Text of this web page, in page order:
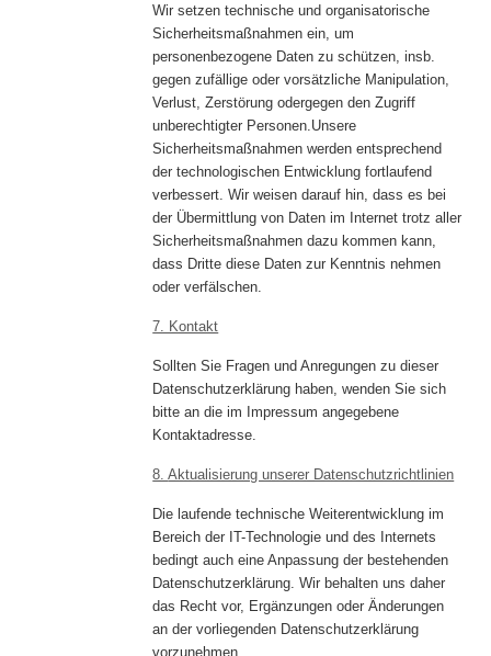
Wir setzen technische und organisatorische
Sicherheitsmaßnahmen ein, um
personenbezogene Daten zu schützen, insb.
gegen zufällige oder vorsätzliche Manipulation,
Verlust, Zerstörung odergegen den Zugriff
unberechtigter Personen.Unsere
Sicherheitsmaßnahmen werden entsprechend
der technologischen Entwicklung fortlaufend
verbessert. Wir weisen darauf hin, dass es bei
der Übermittlung von Daten im Internet trotz aller
Sicherheitsmaßnahmen dazu kommen kann,
dass Dritte diese Daten zur Kenntnis nehmen
oder verfälschen.
7. Kontakt
Sollten Sie Fragen und Anregungen zu dieser
Datenschutzerklärung haben, wenden Sie sich
bitte an die im Impressum angegebene
Kontaktadresse.
8.Aktualisierung unserer Datenschutzrichtlinien
Die laufende technische Weiterentwicklung im
Bereich der IT-Technologie und des Internets
bedingt auch eine Anpassung der bestehenden
Datenschutzerklärung. Wir behalten uns daher
das Recht vor, Ergänzungen oder Änderungen
an der vorliegenden Datenschutzerklärung
vorzunehmen.